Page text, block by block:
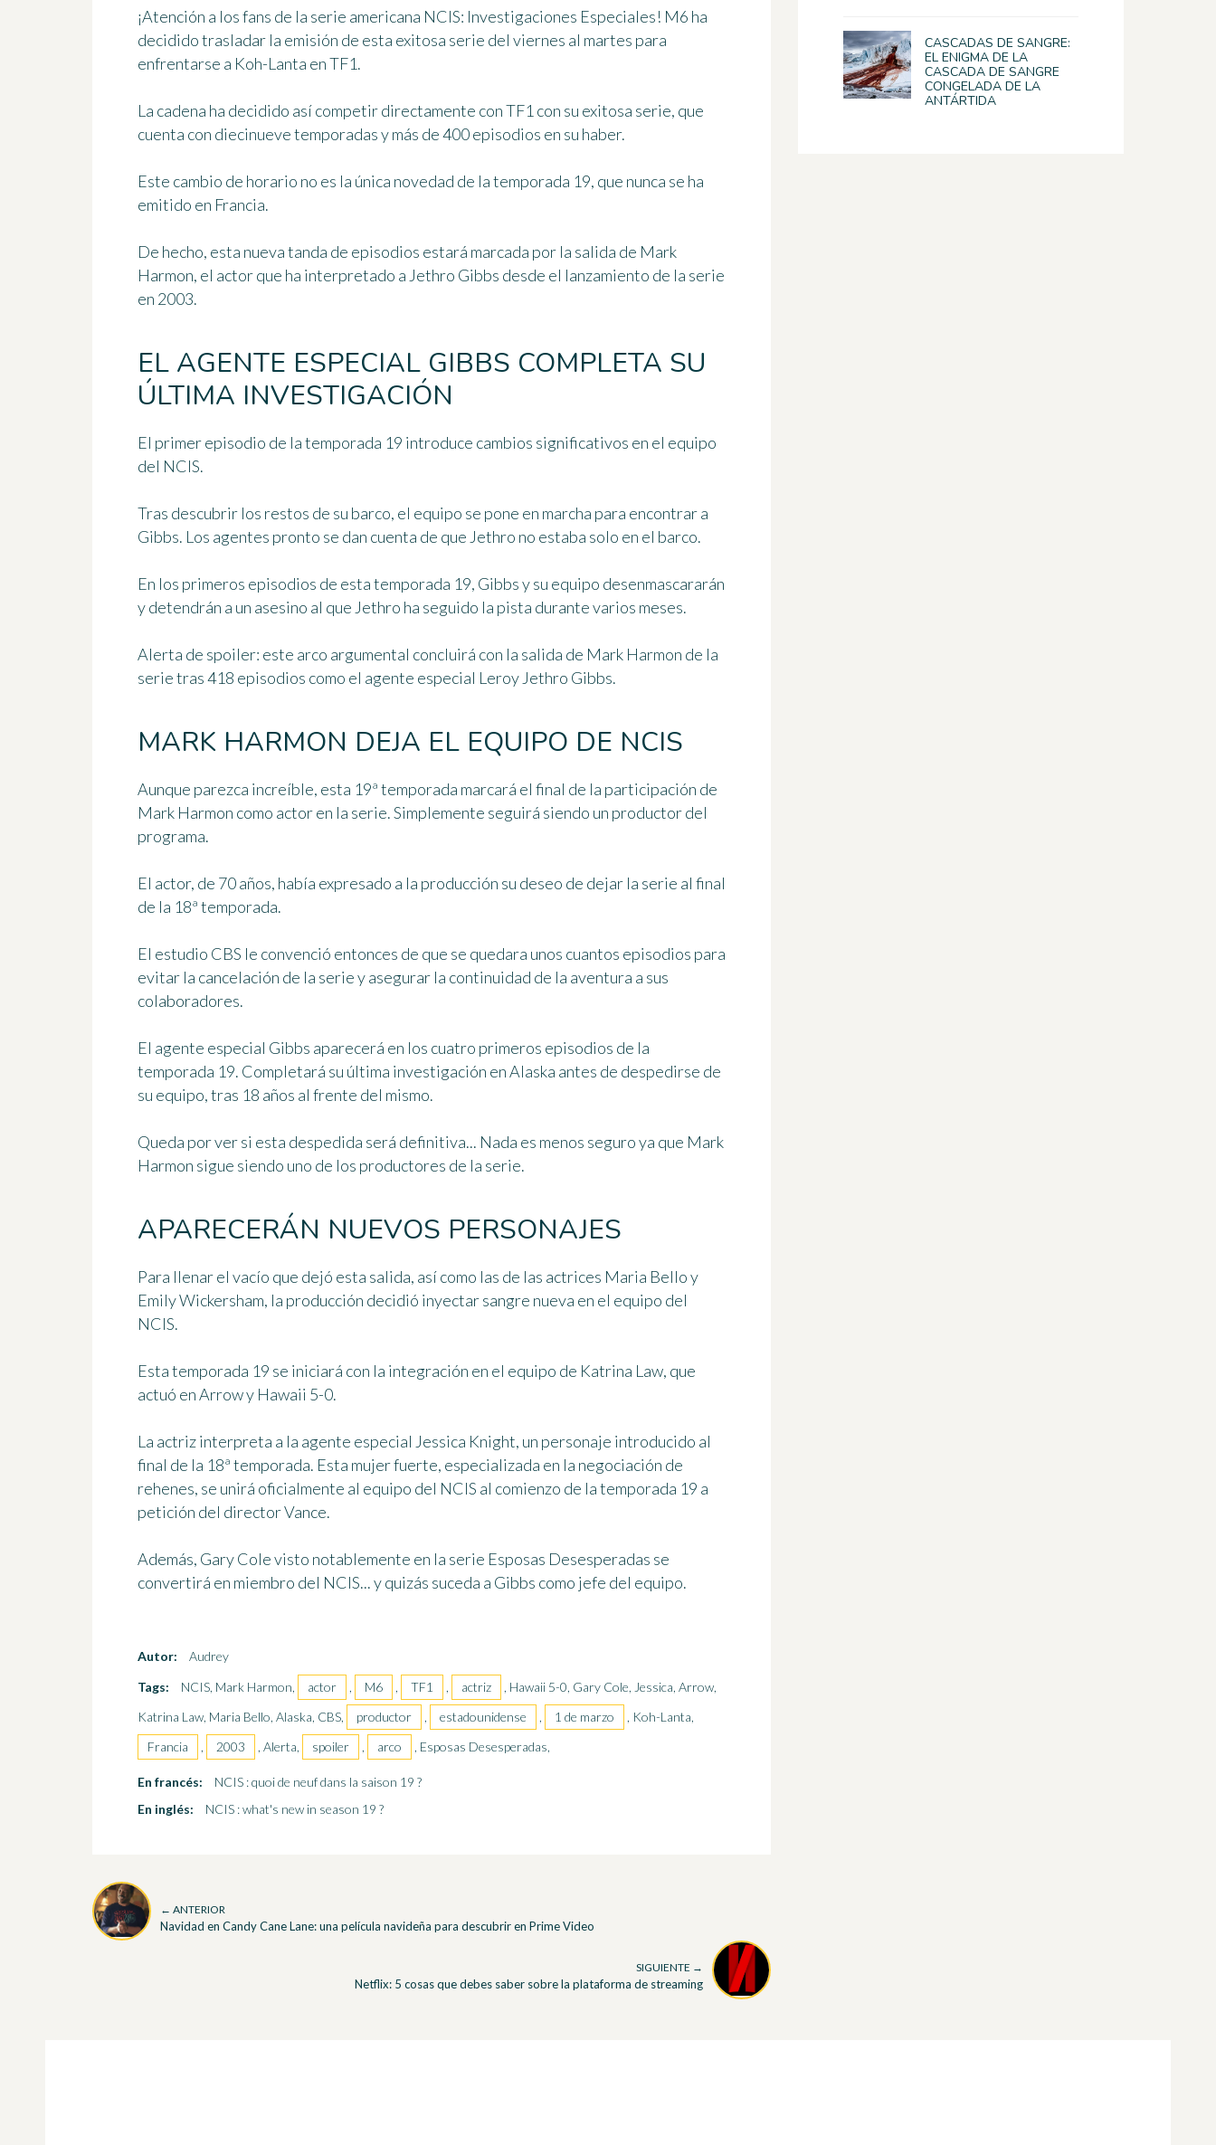
¡Atención a los fans de la serie americana NCIS: Investigaciones Especiales! M6 ha
decidido trasladar la emisión de esta exitosa serie del viernes al martes para
enfrentarse a Koh-Lanta en TF1.
La cadena ha decidido así competir directamente con TF1 con su exitosa serie, que
cuenta con diecinueve temporadas y más de 400 episodios en su haber.
Este cambio de horario no es la única novedad de la temporada 19, que nunca se ha
emitido en Francia.
De hecho, esta nueva tanda de episodios estará marcada por la salida de Mark
Harmon, el actor que ha interpretado a Jethro Gibbs desde el lanzamiento de la serie
en 2003.
EL AGENTE ESPECIAL GIBBS COMPLETA SU
ÚLTIMA INVESTIGACIÓN
El primer episodio de la temporada 19 introduce cambios significativos en el equipo
del NCIS.
Tras descubrir los restos de su barco, el equipo se pone en marcha para encontrar a
Gibbs. Los agentes pronto se dan cuenta de que Jethro no estaba solo en el barco.
En los primeros episodios de esta temporada 19, Gibbs y su equipo desenmascararán
y detendrán a un asesino al que Jethro ha seguido la pista durante varios meses.
Alerta de spoiler: este arco argumental concluirá con la salida de Mark Harmon de la
serie tras 418 episodios como el agente especial Leroy Jethro Gibbs.
MARK HARMON DEJA EL EQUIPO DE NCIS
Aunque parezca increíble, esta 19ª temporada marcará el final de la participación de
Mark Harmon como actor en la serie. Simplemente seguirá siendo un productor del
programa.
El actor, de 70 años, había expresado a la producción su deseo de dejar la serie al final
de la 18ª temporada.
El estudio CBS le convenció entonces de que se quedara unos cuantos episodios para
evitar la cancelación de la serie y asegurar la continuidad de la aventura a sus
colaboradores.
El agente especial Gibbs aparecerá en los cuatro primeros episodios de la
temporada 19. Completará su última investigación en Alaska antes de despedirse de
su equipo, tras 18 años al frente del mismo.
Queda por ver si esta despedida será definitiva... Nada es menos seguro ya que Mark
Harmon sigue siendo uno de los productores de la serie.
APARECERÁN NUEVOS PERSONAJES
Para llenar el vacío que dejó esta salida, así como las de las actrices Maria Bello y
Emily Wickersham, la producción decidió inyectarsangre nueva en el equipo del
NCIS.
Esta temporada 19 se iniciará con la integración en el equipo de Katrina Law, que
actuó en Arrow y Hawaii 5-0.
La actriz interpreta a la agente especial Jessica Knight, un personaje introducido al
final de la 18ª temporada. Esta mujer fuerte, especializada en la negociación de
rehenes, se unirá oficialmente al equipo del NCIS al comienzo de la temporada 19 a
petición del director Vance.
Además, Gary Colevisto notablemente en la serie Esposas Desesperadas se
convertirá en miembro del NCIS... y quizás suceda a Gibbs como jefe del equipo.
Autor:
Audrey
Tags:
NCIS, Mark Harmon, actor , M6 , TF1 , actriz
, Hawaii 5-0, Gary Cole, Jessica, Arrow,
Katrina Law, Maria Bello, Alaska, CBS,
productor , estadounidense , 1 de marzo
, Koh-Lanta,
Francia
, 2003 , Alerta, spoiler , arco , Esposas Desesperadas,
En francés:
NCIS : quoi de neuf dans la saison 19 ?
En inglés:
NCIS : what's new in season 19 ?
← ANTERIOR
Navidad en Candy Cane Lane: una película navideña para descubrir en Prime Video
SIGUIENTE →
Netflix: 5 cosas que debes saber sobre la plataforma de streaming
CASCADAS DE SANGRE:
EL ENIGMA DE LA
CASCADA DE SANGRE
CONGELADA DE LA
ANTÁRTIDA